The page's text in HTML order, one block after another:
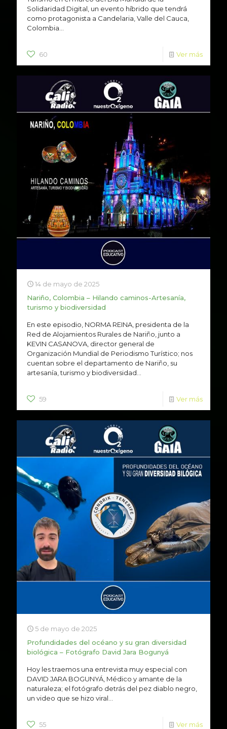
Solidaridad Digital, un evento híbrido que tendrá
como protagonista a Candelaria, Valle del Cauca,
Colombia...
60 Ver más
14 de mayo de 2025
Nariño, Colombia – Hilando caminos-Artesanía,
turismo y biodiversidad
En este episodio, NORMA REINA, presidenta de la
Red de Alojamientos Rurales de Nariño, junto a
KEVIN CASANOVA, director general de
Organización Mundial de Periodismo Turístico; nos
cuentan sobre el departamento de Nariño, su
artesanía, turismo y biodiversidad...
59 Ver más
5 de mayo de 2025
Profundidades del océano y su gran diversidad
biológica – Fotógrafo David Jara Bogunyá
Hoy les traemos una entrevista muy especial con
DAVID JARA BOGUNYÁ, Médico y amante de la
naturaleza; el fotógrafo detrás del pez diablo negro,
un video que se hizo viral...
55 Ver más